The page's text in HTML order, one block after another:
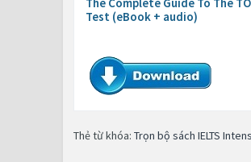
Test (eBook + audio)
Thẻ từ khóa: Trọn bộ sách IELTS